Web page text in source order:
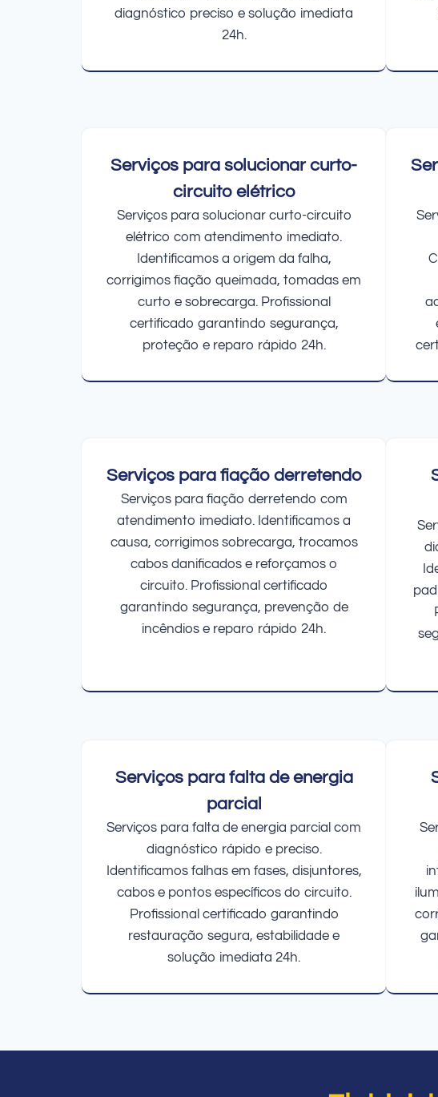
diagnóstico preciso e solução imediata
24h.
Serviços para solucionar curto-
circuito elétrico
Serviços para solucionar curto-circuito
elétrico com atendimento imediato.
Identificamos a origem da falha,
corrigimos fiação queimada, tomadas em
curto e sobrecarga. Profissional
certificado garantindo segurança,
proteção e reparo rápido 24h.
Serviços para fiação derretendo
Serviços para fiação derretendo com
atendimento imediato. Identificamos a
causa, corrigimos sobrecarga, trocamos
cabos danificados e reforçamos o
circuito. Profissional certificado
garantindo segurança, prevenção de
incêndios e reparo rápido 24h.
Serviços para falta de energia
parcial
Serviços para falta de energia parcial com
diagnóstico rápido e preciso.
Identificamos falhas em fases, disjuntores,
cabos e pontos específicos do circuito.
Profissional certificado garantindo
restauração segura, estabilidade e
solução imediata 24h.